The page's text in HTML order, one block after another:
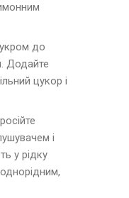
до
Додайте
цукор і
і
у рідку